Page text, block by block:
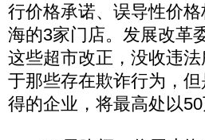
行价格承诺、误导性价
海的3家门店。发展改革
这些超市改正，没收违
于那些存在欺诈行为，
得的企业，将最高处以50